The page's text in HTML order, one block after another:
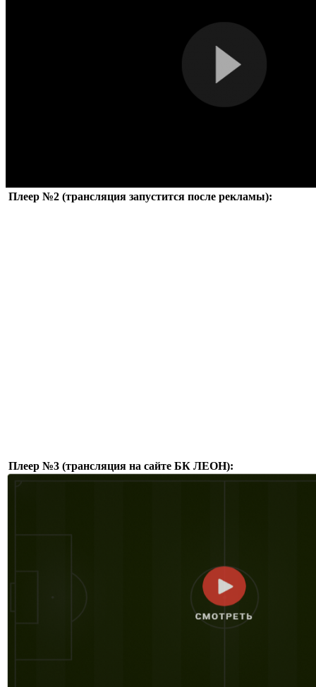
Плеер №2 (трансляция запустится после рекламы):
Плеер №3 (трансляция на сайте БК ЛЕОН):